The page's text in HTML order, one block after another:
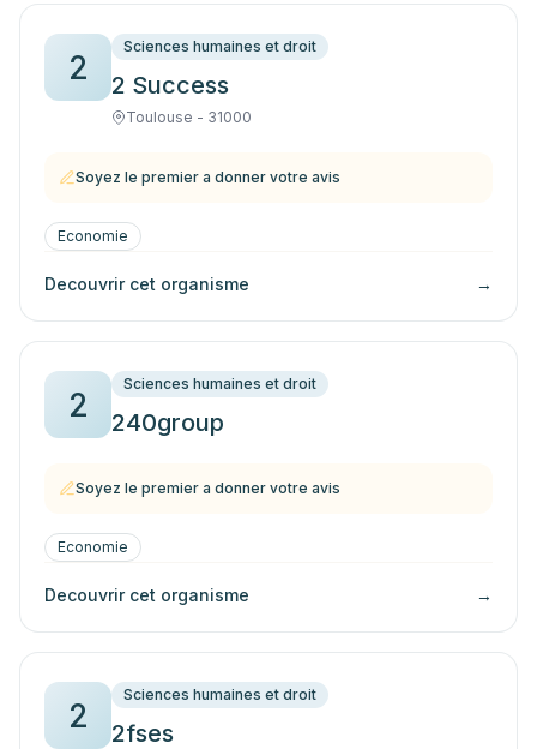
2
Sciences humaines et droit
2 Success
Toulouse - 31000
Soyez le premier a donner votre avis
Economie
Decouvrir cet organisme →
2
Sciences humaines et droit
240group
Soyez le premier a donner votre avis
Economie
Decouvrir cet organisme →
2
Sciences humaines et droit
2fses